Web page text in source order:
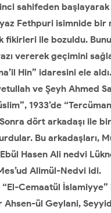
sahifeden
Fethpuri isimnide bir
fikirleri ile bozuldu.
vererek geçimini
Hin” idaresini ele
ve Şeyh Ahmed
1933’de
dört arkadaşı ile
Bu arkadaşları,
Hasen Ali nedvi
Alimül-Nedvi idi.
“El-Cemaatül
Ahsen-ül Geylani,